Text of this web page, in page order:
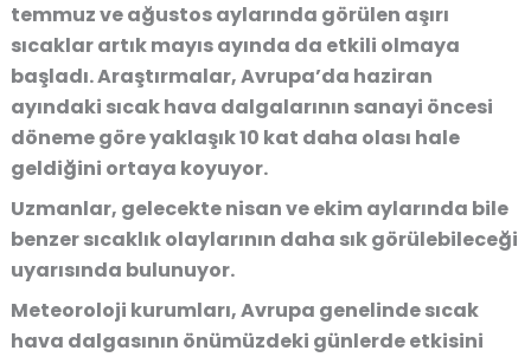
temmuz ve ağustos aylarında görülen aşırı
sıcaklar artık mayıs ayında da etkili olmaya
başladı. Araştırmalar, Avrupa’da haziran
ayındaki sıcak hava dalgalarının sanayi öncesi
döneme göre yaklaşık 10 kat daha olası hale
geldiğini ortaya koyuyor.
Uzmanlar, gelecekte nisan ve ekim aylarında bile
benzer sıcaklık olaylarının daha sık görülebileceği
uyarısında bulunuyor.
Meteoroloji kurumları, Avrupa genelinde sıcak
hava dalgasının önümüzdeki günlerde etkisini